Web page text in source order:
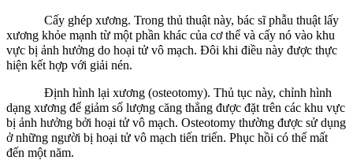
Cấy ghép xương. Trong thủ thuật này, bác sĩ phẫu thuật lấy
xương khỏe mạnh từ một phần khác của cơ thể và cấy nó vào khu
vực bị ảnh hưởng do hoại tử vô mạch. Đôi khi điều này được thực
hiện kết hợp với giải nén.
Định hình lại xương (osteotomy). Thủ tục này, chỉnh hình
dạng xương để giảm số lượng căng thẳng được đặt trên các khu vực
bị ảnh hưởng bởi hoại tử vô mạch. Osteotomy thường được sử dụng
ở những người bị hoại tử vô mạch tiến triển. Phục hồi có thể mất
đến một năm.